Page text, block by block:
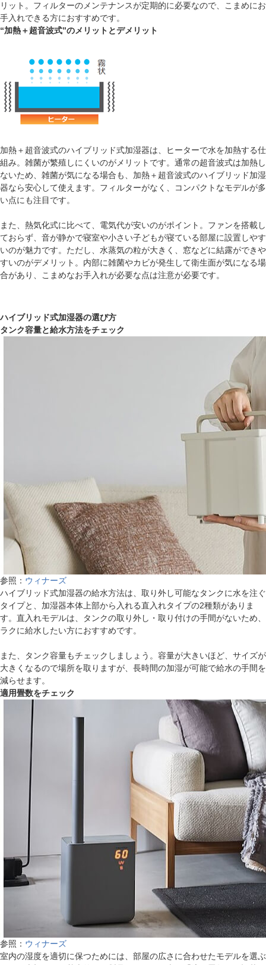
リット。フィルターのメンテナンスが定期的に必要なので、こまめにお
手入れできる方におすすめです。
“加熱＋超音波式”のメリットとデメリット
加熱＋超音波式のハイブリッド式加湿器は、ヒーターで水を加熱する仕
組み。雑菌が繁殖しにくいのがメリットです。通常の超音波式は加熱し
ないため、雑菌が気になる場合も、加熱＋超音波式のハイブリッド加湿
器なら安心して使えます。フィルターがなく、コンパクトなモデルが多
い点にも注目です。
また、熱気化式に比べて、電気代が安いのがポイント。ファンを搭載し
ておらず、音が静かで寝室や小さい子どもが寝ている部屋に設置しやす
いのが魅力です。ただし、水蒸気の粒が大きく、窓などに結露ができや
すいのがデメリット。内部に雑菌やカビが発生して衛生面が気になる場
合があり、こまめなお手入れが必要な点は注意が必要です。
ハイブリッド式加湿器の選び方
タンク容量と給水方法をチェック
参照： ウィナーズ
ハイブリッド式加湿器の給水方法は、取り外し可能なタンクに水を注ぐ
タイプと、加湿器本体上部から入れる直入れタイプの2種類がありま
す。直入れモデルは、タンクの取り外し・取り付けの手間がないため、
ラクに給水したい方におすすめです。
また、タンク容量もチェックしましょう。容量が大きいほど、サイズが
大きくなるので場所を取りますが、長時間の加湿が可能で給水の手間を
減らせます。
適用畳数をチェック
参照： ウィナーズ
室内の湿度を適切に保つためには、部屋の広さに合わせたモデルを選ぶ